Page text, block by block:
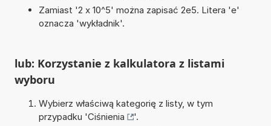
Zamiast '2 x 10^5' można zapisać 2e5. Litera 'e'
oznacza 'wykładnik'.
lub: Korzystanie z kalkulatora z listami
wyboru
Wybierz właściwą kategorię z listy, w tym
przypadku 'Ciśnienia
'.